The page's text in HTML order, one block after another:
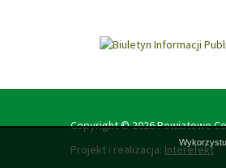
Copyright © 2026 Powiatowe
Projekt i realizacja: Interefekt